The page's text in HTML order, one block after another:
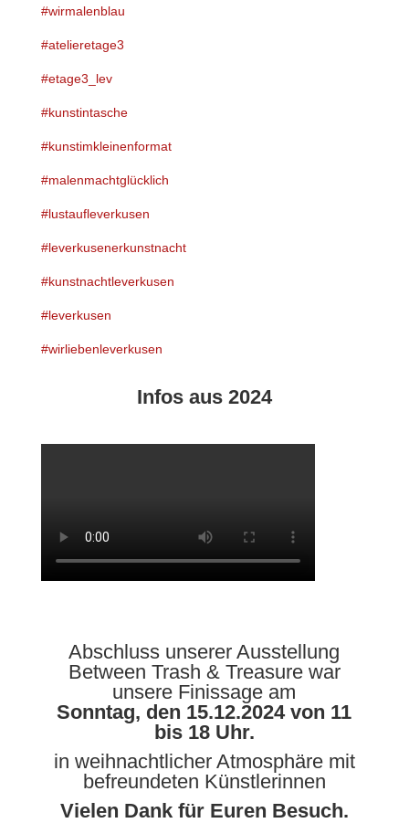
#wirmalenblau
#atelieretage3
#etage3_lev
#kunstintasche
#kunstimkleinenformat
#malenmachtglücklich
#lustaufleverkusen
#leverkusenerkunstnacht
#kunstnachtleverkusen
#leverkusen
#wirliebenleverkusen
Infos aus 2024
Abschluss unserer Ausstellung
Between Trash & Treasure war
unsere Finissage am
Sonntag, den 15.12.2024 von 11
bis 18 Uhr.
in weihnachtlicher Atmosphäre mit
befreundeten Künstlerinnen
Vielen Dank für Euren Besuch.